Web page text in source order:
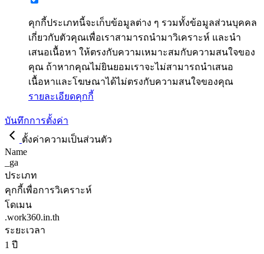
คุกกี้ประเภทนี้จะเก็บข้อมูลต่าง ๆ รวมทั้งข้อมูลส่วนบุคคล
เกี่ยวกับตัวคุณเพื่อเราสามารถนำมาวิเคราะห์ และนำ
เสนอเนื้อหา ให้ตรงกับความเหมาะสมกับความสนใจของ
คุณ ถ้าหากคุณไม่ยินยอมเราจะไม่สามารถนำเสนอ
เนื้อหาและโฆษณาได้ไม่ตรงกับความสนใจของคุณ
รายละเอียดคุกกี้
บันทึกการตั้งค่า
ตั้งค่าความเป็นส่วนตัว
Name
_ga
ประเภท
คุกกี้เพื่อการวิเคราะห์
โดเมน
.work360.in.th
ระยะเวลา
1 ปี